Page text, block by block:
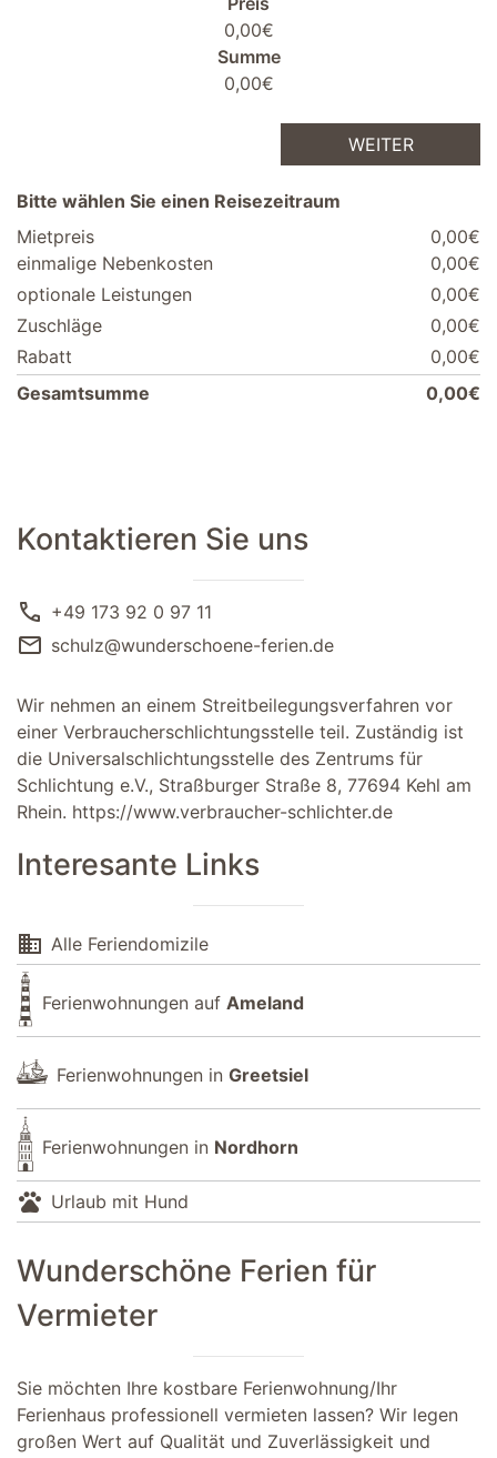
0,00€
Summe
0,00€
WEITER
Bitte wählen Sie einen Reisezeitraum
Mietpreis
0,00€
einmalige Nebenkosten
0,00€
optionale Leistungen
0,00€
Zuschläge
0,00€
Rabatt
0,00€
Gesamtsumme
0,00€
Kontaktieren Sie uns
call +49 173 92 0 97 11
mail schulz@wunderschoene-ferien.de
Wir nehmen an einem Streitbeilegungsverfahren vor
einer Verbraucherschlichtungsstelle teil. Zuständig ist
die Universalschlichtungsstelle des Zentrums für
Schlichtung e.V., Straßburger Straße 8, 77694 Kehl am
Rhein. https://www.verbraucher-schlichter.de
Interesante Links
domain Alle Feriendomizile
Ferienwohnungen auf Ameland
Ferienwohnungen in Greetsiel
Ferienwohnungen in Nordhorn
pets Urlaub mit Hund
Wunderschöne Ferien für
Vermieter
Sie möchten Ihre kostbare Ferienwohnung/Ihr
Ferienhaus professionell vermieten lassen? Wir legen
großen Wert auf Qualität und Zuverlässigkeit und